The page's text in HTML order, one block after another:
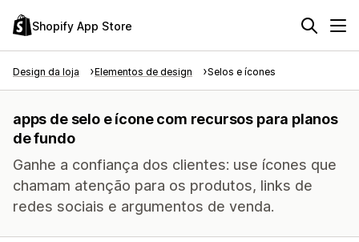
Shopify App Store
Design da loja Elementos de design Selos e ícones
apps de selo e ícone com recursos para planos
de fundo
Ganhe a confiança dos clientes: use ícones que
chamam atenção para os produtos, links de
redes sociais e argumentos de venda.